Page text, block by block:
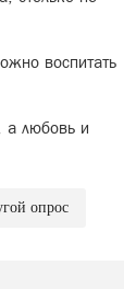
воспитать
а любовь и
опрос